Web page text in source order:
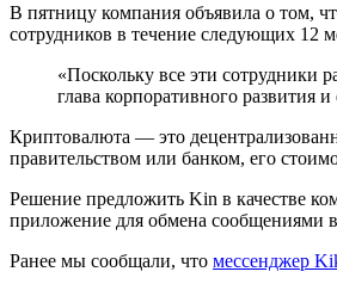
В пятницу компания объявила о том,
сотрудников в течение следующих 12
«Поскольку все эти сотрудники
глава корпоративного развития
Криптовалюта — это
правительством или банком, его
Решение предложить Kin в качестве
приложение для обмена сообщениями
Ранее мы сообщали, что мессенджер